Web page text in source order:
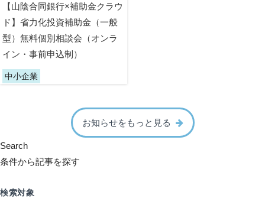
【山陰合同銀行×補助金クラウ
ド】省力化投資補助金（一般
型）無料個別相談会（オンラ
イン・事前申込制）
中小企業
お知らせをもっと見る
Search
条件から記事を探す
検索対象